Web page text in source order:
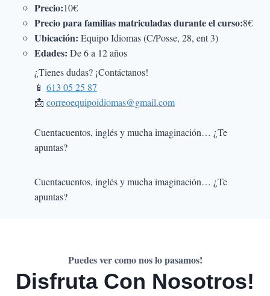
Precio:10€
Precio para familias matriculadas durante el curso:8€
Ubicación: Equipo Idiomas (C/Posse, 28, ent 3)
Edades: De 6 a 12 años
¿Tienes dudas? ¡Contáctanos!
📱 613 05 25 87
📩 correoequipoidiomas@gmail.com
Cuentacuentos, inglés y mucha imaginación… ¿Te
apuntas?
Cuentacuentos, inglés y mucha imaginación… ¿Te
apuntas?
Puedes ver como nos lo pasamos!
Disfruta Con Nosotros!